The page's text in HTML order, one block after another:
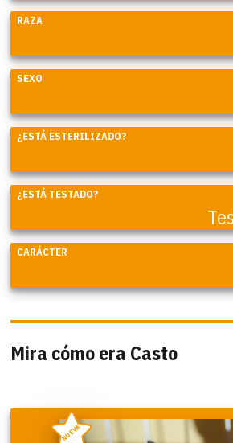
RAZA
SEXO
¿ESTÁ ESTERILIZADO?
¿ESTÁ TESTADO?
CARÁCTER
Mira cómo era Casto
NUEVA